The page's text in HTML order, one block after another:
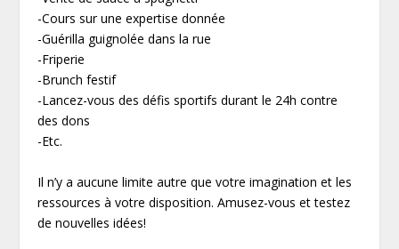
-Cours sur une expertise donnée
-Guérilla guignolée dans la rue
-Friperie
-Brunch festif
-Lancez-vous des défis sportifs durant le 24h contre
des dons
-Etc.
Il n’y a aucune limite autre que votre imagination et les
ressources à votre disposition. Amusez-vous et testez
de nouvelles idées!